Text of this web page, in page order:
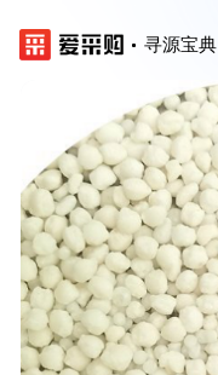
寻源宝典